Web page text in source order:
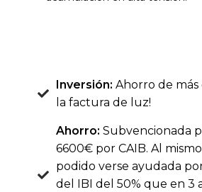
Inversión: Ahorro de
la factura de luz!
Ahorro: Subvencionada
6600€ por CAIB. Al
podido verse ayudada
del IBI del 50% que en 3